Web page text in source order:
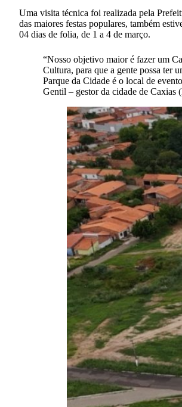
Uma visita técnica foi realizada pela
das maiores festas populares, também
04 dias de folia, de 1 a 4 de março.
“Nosso objetivo maior é fazer um
Cultura, para que a gente possa ter
Parque da Cidade é o local de
Gentil – gestor da cidade de Caxias